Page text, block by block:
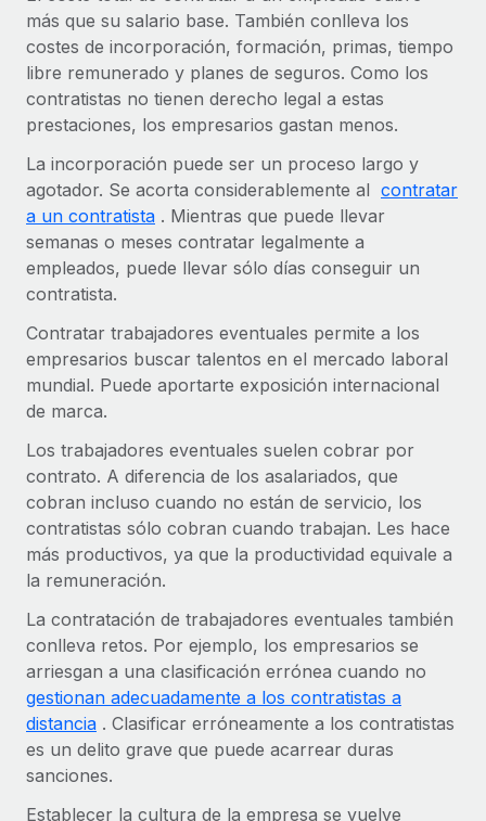
más que su salario base. También conlleva los
costes de incorporación, formación, primas, tiempo
libre remunerado y planes de seguros. Como los
contratistas no tienen derecho legal a estas
prestaciones, los empresarios gastan menos.
La incorporación puede ser un proceso largo y
agotador. Se acorta considerablemente al contratar
a un contratista . Mientras que puede llevar
semanas o meses contratar legalmente a
empleados, puede llevar sólo días conseguir un
contratista.
Contratar trabajadores eventuales permite a los
empresarios buscar talentos en el mercado laboral
mundial. Puede aportarte exposición internacional
de marca.
Los trabajadores eventuales suelen cobrar por
contrato. A diferencia de los asalariados, que
cobran incluso cuando no están de servicio, los
contratistas sólo cobran cuando trabajan. Les hace
más productivos, ya que la productividad equivale a
la remuneración.
La contratación de trabajadores eventuales también
conlleva retos. Por ejemplo, los empresarios se
arriesgan a una clasificación errónea cuando no
gestionan adecuadamente a los contratistas a
distancia . Clasificar erróneamente a los contratistas
es un delito grave que puede acarrear duras
sanciones.
Establecer la cultura de la empresa se vuelve